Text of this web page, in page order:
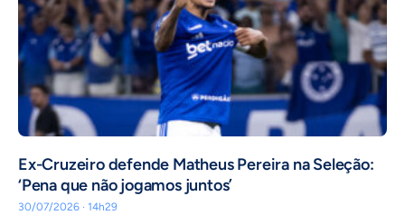
Ex-Cruzeiro defende Matheus Pereira na Seleção:
‘Pena que não jogamos juntos’
30/07/2026 · 14h29